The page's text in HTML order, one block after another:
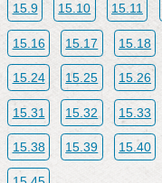
15.9 15.10 15.11
15.16 15.17 15.18
15.24 15.25 15.26
15.31 15.32 15.33
15.38 15.39 15.40